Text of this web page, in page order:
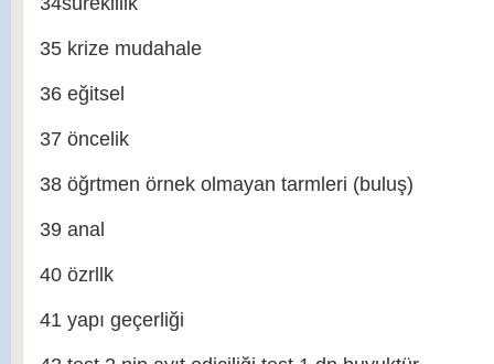
35 krize mudahale
36 eğitsel
37 öncelik
38 öğrtmen örnek olmayan tarmleri (buluş)
39 anal
40 özrllk
41 yapı geçerliği